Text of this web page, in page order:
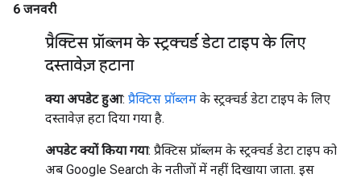
6 जनवरी
प्रैक्टिस प्रॉब्लम के स्ट्रक्चर्ड डेटा टाइप के लिए
दस्तावेज़ हटाना
क्या अपडेट हुआ: प्रैक्टिस प्रॉब्लम के स्ट्रक्चर्ड डेटा टाइप के लिए
दस्तावेज़ हटा दिया गया है.
अपडेट क्यों किया गया: प्रैक्टिस प्रॉब्लम के स्ट्रक्चर्ड डेटा टाइप को
अब Google Search के नतीजों में नहीं दिखाया जाता. इस